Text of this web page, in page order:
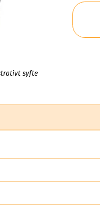
syfte